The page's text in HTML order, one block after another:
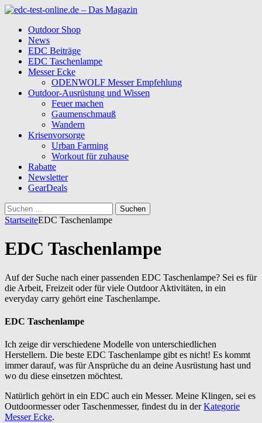
Outdoor Shop
News
EDC Beiträge
EDC Taschenlampe
Messer Ecke
ODENWOLF Messer Empfehlung
Outdoor-Ausrüstung und Wissen
Feuer machen
Gaumenschmauß
Wandern
Krisenvorsorge
Urban Farming
Workout für zuhause
Rabatte
Newsletter
GearDeals
Suchen
nach:
StartseiteEDC Taschenlampe
EDC Taschenlampe
Auf der Suche nach einer passenden EDC Taschenlampe? Sei es für
die Arbeit, Freizeit oder für viele Outdoor Aktivitäten, in ein
everyday carry gehört eine Taschenlampe.
EDC Taschenlampe
Ich zeige dir verschiedene Modelle von unterschiedlichen
Herstellern. Die beste EDC Taschenlampe gibt es nicht! Es kommt
immer darauf, was für Ansprüche du an deine Ausrüstung hast und
wo du diese einsetzen möchtest.
Natürlich gehört in ein EDC auch ein Messer. Meine Klingen, sei es
Outdoormesser oder Taschenmesser, findest du in derKategorie
Messer Ecke.